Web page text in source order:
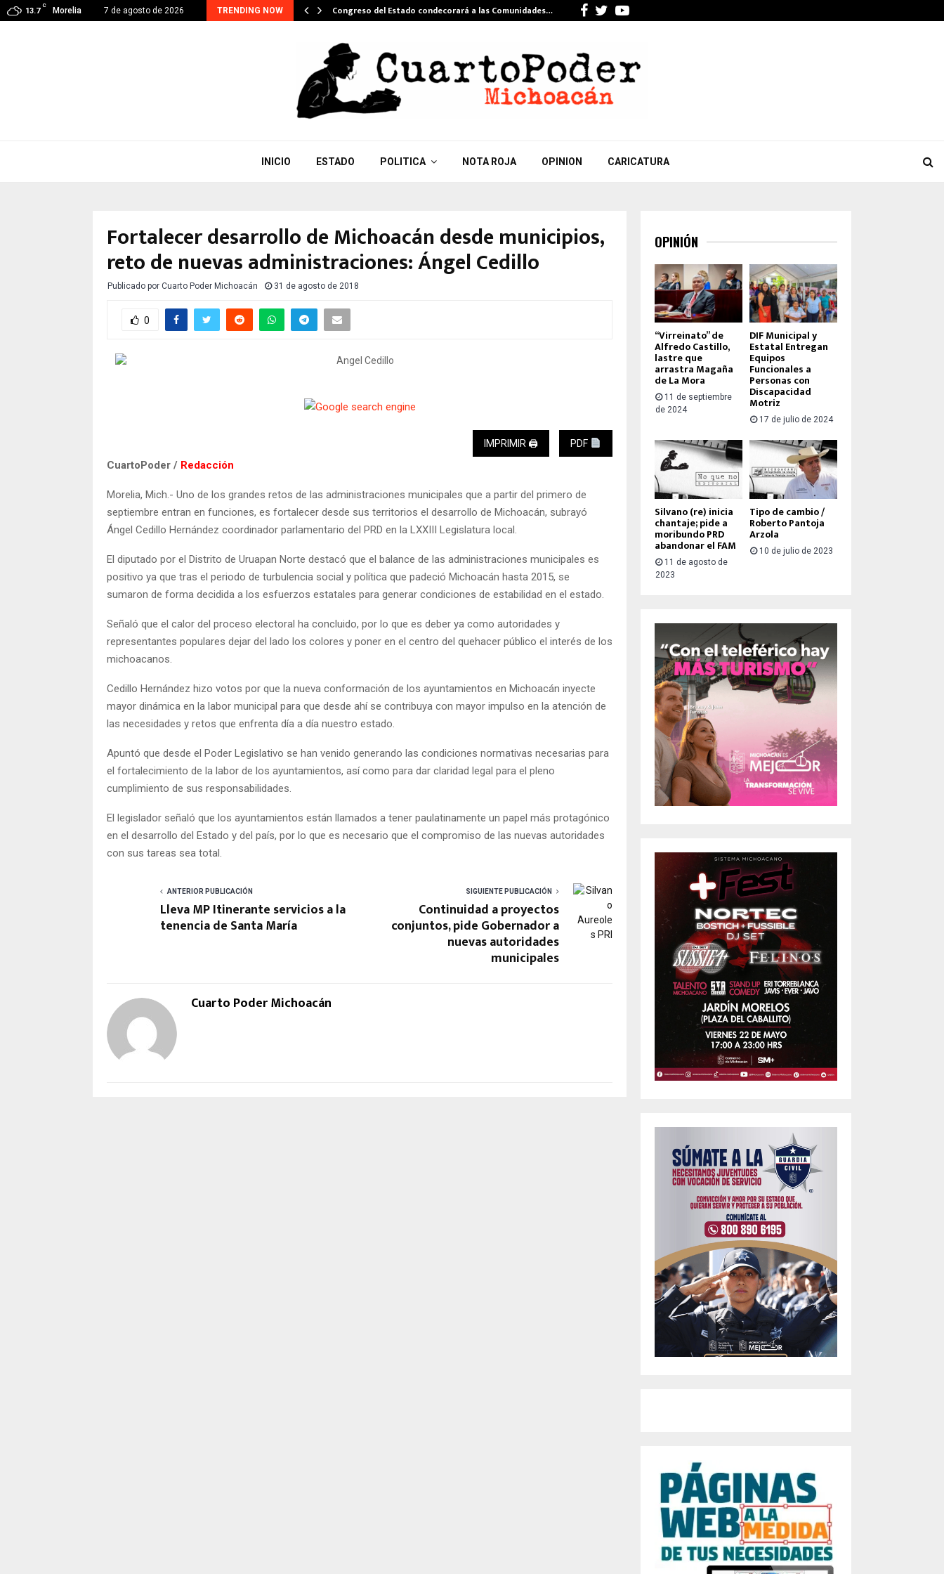
13.7
C
Morelia 7 de agosto de 2026 TRENDING NOW
CONTINUA, EJE PRIORITARIO EN GESTIÓN DE… Congreso del Estado condecorará a las Comunidades… Facebook
TwitterYoutube
INICIO ESTADO POLITICA NOTA ROJA OPINION CARICATURA
Fortalecer desarrollo de Michoacán desde municipios,
reto de nuevas administraciones: Ángel Cedillo
Publicado por Cuarto Poder Michoacán 31 de agosto de 2018
0
IMPRIMIR 🖨 PDF
CuartoPoder / Redacción
Morelia, Mich.- Uno de los grandes retos de las administraciones municipales que a partir del primero de
septiembre entran en funciones, es fortalecer desde sus territorios el desarrollo de Michoacán, subrayó
Ángel Cedillo Hernández coordinador parlamentario del PRD en la LXXIII Legislatura local.
El diputado por el Distrito de Uruapan Norte destacó que el balance de las administraciones municipales es
positivo ya que tras el periodo de turbulencia social y política que padeció Michoacán hasta 2015, se
sumaron de forma decidida a los esfuerzos estatales para generar condiciones de estabilidad en el estado.
Señaló que el calor del proceso electoral ha concluido, por lo que es deber ya como autoridades y
representantes populares dejar del lado los colores y poner en el centro del quehacer público el interés de los
michoacanos.
Cedillo Hernández hizo votos por que la nueva conformación de los ayuntamientos en Michoacán inyecte
mayor dinámica en la labor municipal para que desde ahí se contribuya con mayor impulso en la atención de
las necesidades y retos que enfrenta día a día nuestro estado.
Apuntó que desde el Poder Legislativo se han venido generando las condiciones normativas necesarias para
el fortalecimiento de la labor de los ayuntamientos, así como para dar claridad legal para el pleno
cumplimiento de sus responsabilidades.
El legislador señaló que los ayuntamientos están llamados a tener paulatinamente un papel más protagónico
en el desarrollo del Estado y del país, por lo que es necesario que el compromiso de las nuevas autoridades
con sus tareas sea total.
ANTERIOR PUBLICACIÓN
Lleva MP Itinerante servicios a la
tenencia de Santa María
SIGUIENTE PUBLICACIÓN
Continuidad a proyectos
conjuntos, pide Gobernador a
nuevas autoridades
municipales
Cuarto Poder Michoacán
OPINIÓN
“Virreinato” de
Alfredo Castillo,
lastre que
arrastra Magaña
de La Mora
11 de septiembre
de 2024
DIF Municipal y
Estatal Entregan
Equipos
Funcionales a
Personas con
Discapacidad
Motriz
17 de julio de 2024
Silvano (re) inicia
chantaje; pide a
moribundo PRD
abandonar el FAM
11 de agosto de
2023
Tipo de cambio /
Roberto Pantoja
Arzola
10 de julio de 2023